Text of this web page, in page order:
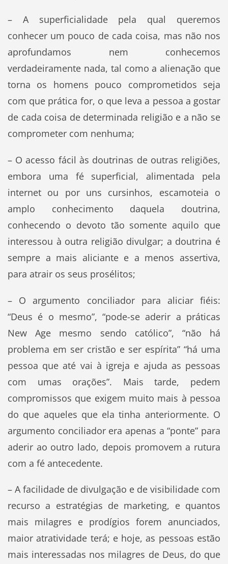
– A superficialidade pela qual queremos
conhecer um pouco de cada coisa, mas não nos
aprofundamos nem conhecemos
verdadeiramente nada, tal como a alienação que
torna os homens pouco comprometidos seja
com que prática for, o que leva a pessoa a gostar
de cada coisa de determinada religião e a não se
comprometer com nenhuma;
– O acesso fácil às doutrinas de outras religiões,
embora uma fé superficial, alimentada pela
internet ou por uns cursinhos, escamoteia o
amplo conhecimento daquela doutrina,
conhecendo o devoto tão somente aquilo que
interessou à outra religião divulgar; a doutrina é
sempre a mais aliciante e a menos assertiva,
para atrair os seus prosélitos;
– O argumento conciliador para aliciar fiéis:
“Deus é o mesmo”, “pode-se aderir a práticas
New Age mesmo sendo católico”, “não há
problema em ser cristão e ser espírita” “há uma
pessoa que até vai à igreja e ajuda as pessoas
com umas orações”. Mais tarde, pedem
compromissos que exigem muito mais à pessoa
do que aqueles que ela tinha anteriormente. O
argumento conciliador era apenas a “ponte” para
aderir ao outro lado, depois promovem a rutura
com a fé antecedente.
– A facilidade de divulgação e de visibilidade com
recurso a estratégias de marketing, e quantos
mais milagres e prodígios forem anunciados,
maior atratividade terá; e hoje, as pessoas estão
mais interessadas nos milagres de Deus, do que